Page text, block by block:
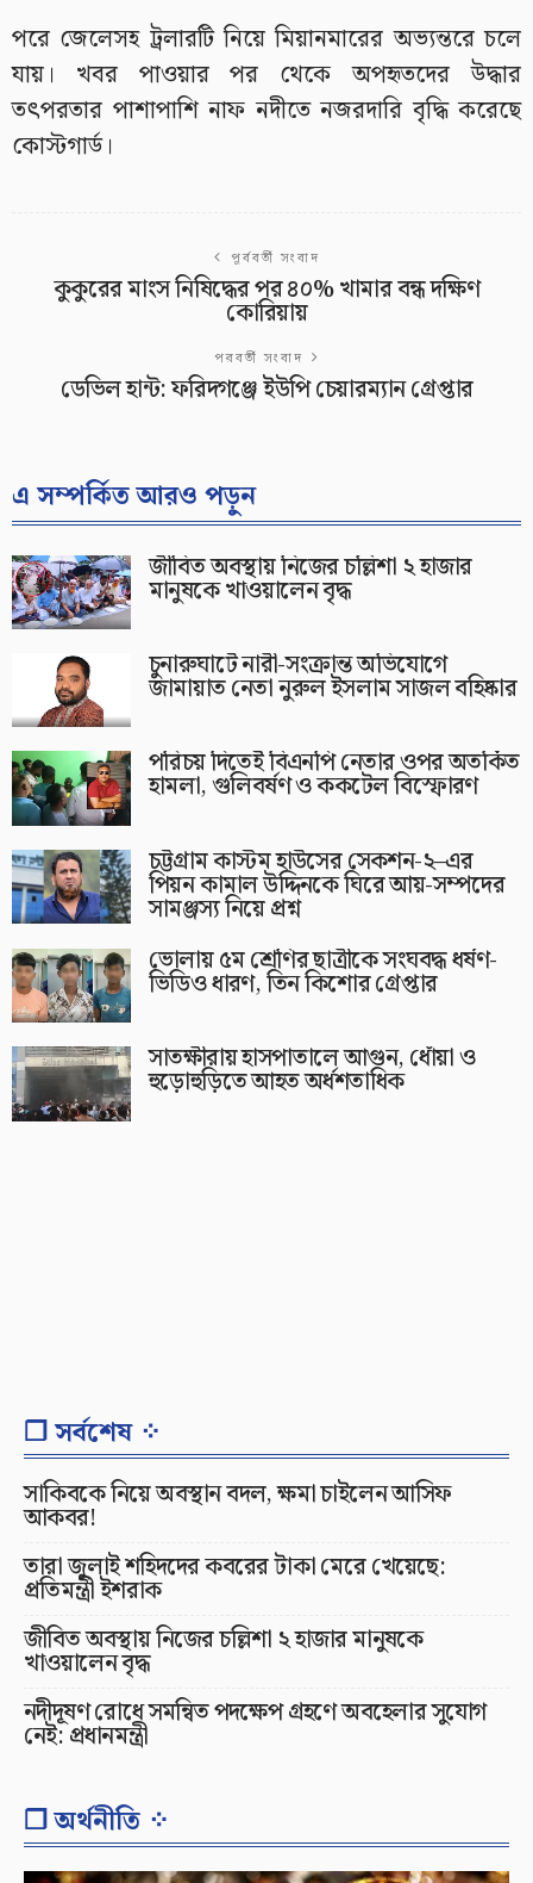
পরে জেলেসহ ট্রলারটি নিয়ে মিয়ানমারের অভ্যন্তরে চলে
যায়। খবর পাওয়ার পর থেকে অপহৃতদের উদ্ধার
তৎপরতার পাশাপাশি নাফ নদীতে নজরদারি বৃদ্ধি করেছে
কোস্টগার্ড।
পূর্ববর্তী সংবাদ
কুকুরের মাংস নিষিদ্ধের পর ৪০% খামার বন্ধ দক্ষিণ
কোরিয়ায়
পরবর্তী সংবাদ
ডেভিল হান্ট: ফরিদগঞ্জে ইউপি চেয়ারম্যান গ্রেপ্তার
এ সম্পর্কিত আরও পড়ুন
জীবিত অবস্থায় নিজের চল্লিশা ২ হাজার
মানুষকে খাওয়ালেন বৃদ্ধ
চুনারুঘাটে নারী-সংক্রান্ত অভিযোগে
জামায়াত নেতা নুরুল ইসলাম সাজল বহিষ্কার
পরিচয় দিতেই বিএনপি নেতার ওপর অতর্কিত
হামলা, গুলিবর্ষণ ও ককটেল বিস্ফোরণ
চট্টগ্রাম কাস্টম হাউসের সেকশন-২–এর
পিয়ন কামাল উদ্দিনকে ঘিরে আয়-সম্পদের
সামঞ্জস্য নিয়ে প্রশ্ন
ভোলায় ৫ম শ্রেণির ছাত্রীকে সংঘবদ্ধ ধর্ষণ-
ভিডিও ধারণ, তিন কিশোর গ্রেপ্তার
সাতক্ষীরায় হাসপাতালে আগুন, ধোঁয়া ও
হুড়োহুড়িতে আহত অর্ধশতাধিক
❐ সর্বশেষ ⁘
সাকিবকে নিয়ে অবস্থান বদল, ক্ষমা চাইলেন আসিফ
আকবর!
তারা জুলাই শহিদদের কবরের টাকা মেরে খেয়েছে:
প্রতিমন্ত্রী ইশরাক
জীবিত অবস্থায় নিজের চল্লিশা ২ হাজার মানুষকে
খাওয়ালেন বৃদ্ধ
নদীদূষণ রোধে সমন্বিত পদক্ষেপ গ্রহণে অবহেলার সুযোগ
নেই: প্রধানমন্ত্রী
❐ অর্থনীতি ⁘